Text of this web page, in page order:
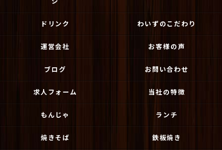
ドリンク わいずのこだわり
運営会社 お客様の声
ブログ お問い合わせ
求人フォーム 当社の特徴
もんじゃ ランチ
焼きそば 鉄板焼き